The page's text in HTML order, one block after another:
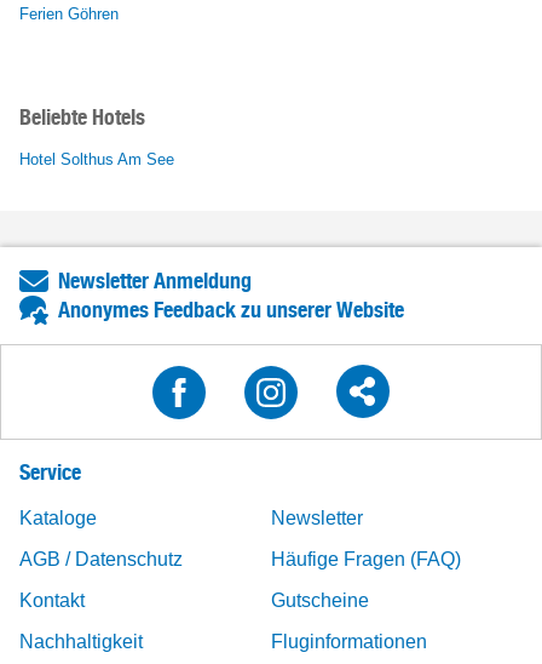
Ferien Göhren
Beliebte Hotels
Hotel Solthus Am See
Newsletter Anmeldung
Anonymes Feedback zu unserer Website
Service
Kataloge
Newsletter
AGB / Datenschutz
Häufige Fragen (FAQ)
Kontakt
Gutscheine
Nachhaltigkeit
Fluginformationen